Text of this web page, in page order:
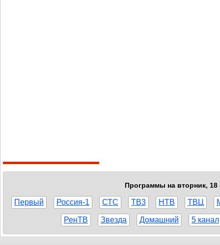
Программы на вторник, 18
Первый Россия-1 СТС ТВ3 НТВ ТВЦ
РенТВ Звезда Домашний 5 канал